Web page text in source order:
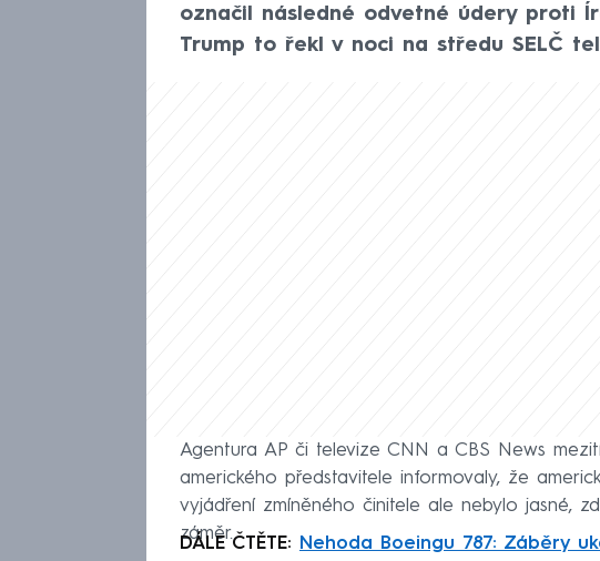
označil následné odvetné údery proti
Trump to řekl v noci na středu SELČ
Agentura AP či televize CNN a CBS News
amerického představitele informovaly, že
vyjádření zmíněného činitele ale nebylo jasné,
záměr.
DÁLE ČTĚTE:
Nehoda Boeingu 787: Záběry